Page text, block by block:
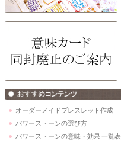
オーダーメイドブレスレット作成
パワーストーンの選び方
パワーストーンの意味・効果 一覧表